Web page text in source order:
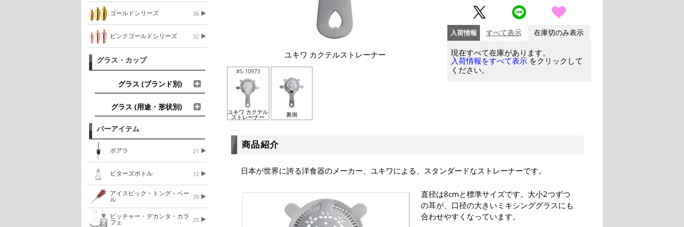
ゴールドシリーズ 36
ピンクゴールドシリーズ 32
グラス・カップ
グラス (ブランド別)
グラス (用途・形状別)
バーアイテム
ポアラ 21
ビターズボトル 12
アイスピック・トング・ペー
ル 39
ピッチャー・デカンタ・カラ
フェ 25
ユキワ カクテルストレーナー
#S-10973
ユキワ カクテル
ストレーナー 裏側
入荷情報 すべて表示 在庫切のみ表示
現在すべて在庫があります。
入荷情報をすべて表示 をクリックして
ください。
商品紹介
日本が世界に誇る洋食器のメーカー、ユキワによる、スタンダードなストレーナーです。
直径は8cmと標準サイズです。大小2つずつ
の耳が、口径の大きいミキシンググラスにも
合わせやすくなっています。